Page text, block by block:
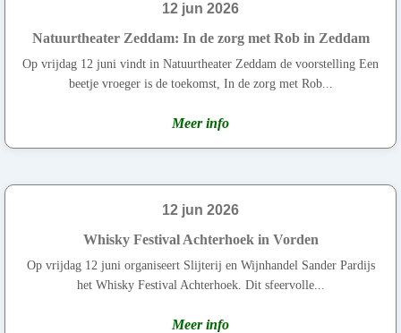
12 jun 2026
Natuurtheater Zeddam: In de zorg met Rob in Zeddam
Op vrijdag 12 juni vindt in Natuurtheater Zeddam de voorstelling Een
beetje vroeger is de toekomst, In de zorg met Rob...
Meer info
12 jun 2026
Whisky Festival Achterhoek in Vorden
Op vrijdag 12 juni organiseert Slijterij en Wijnhandel Sander Pardijs
het Whisky Festival Achterhoek. Dit sfeervolle...
Meer info